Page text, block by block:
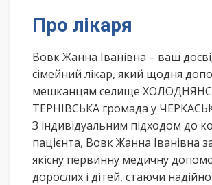
Про лікаря
Вовк Жанна Іванівна – ваш
сімейний лікар, який щодня
мешканцям селище
ТЕРНІВСЬКА громада у
З індивідуальним підходом до
пацієнта, Вовк Жанна Іванівна
якісну первинну медичну
дорослих і дітей, стаючи